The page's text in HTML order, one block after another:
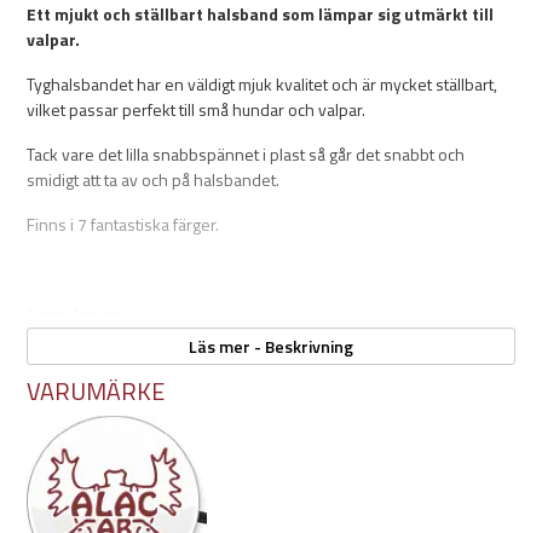
Ett mjukt och ställbart halsband som lämpar sig utmärkt till
valpar.
Tyghalsbandet har en väldigt mjuk kvalitet och är mycket ställbart,
vilket passar perfekt till små hundar och valpar.
Tack vare det lilla snabbspännet i plast så går det snabbt och
smidigt att ta av och på halsbandet.
Finns i 7 fantastiska färger.
Längd: 14-24cm
Bredd: 10mm
Mycket ställbart
Enkelt snabbspänne
Finns i 7 fantastiska färger
Läs mer - Beskrivning
VARUMÄRKE